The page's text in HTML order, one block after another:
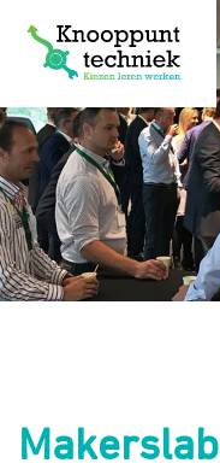
Makerslab